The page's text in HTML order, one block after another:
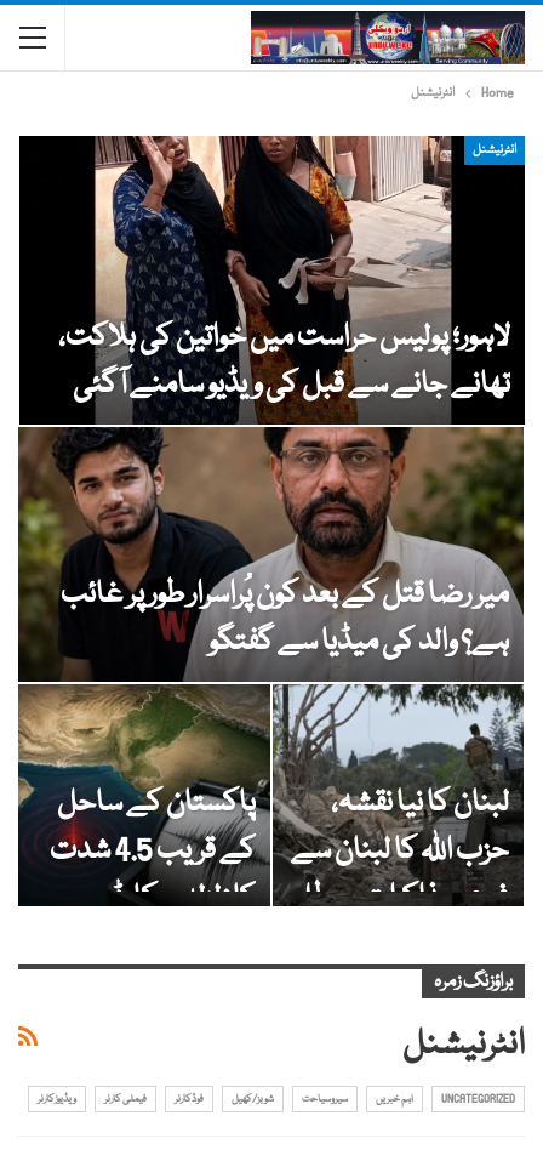
Home انٹرنیشنل
انٹرنیشنل
لاہور؛ پولیس حراست میں خواتین کی ہلاکت،
تھانے جانے سے قبل کی ویڈیو سامنے آگئی
میر رضا قتل کے بعد کون پُراسرار طور پر غائب
ہے؟ والد کی میڈیا سے گفتگو
لبنان کا نیا نقشہ،
حزب اللہ کا لبنان سے
فوری مذاکرات معطل
پاکستان کے ساحل
کے قریب 4.5 شدت
کا زلزلہ ریکارڈ
براؤزنگ زمرہ
انٹرنیشنل
UNCATEGORIZED اہم خبریں سیروسیاحت شوبز/کھیل فوڈکارنر فیملی کارنر ویڈیوزکارنر